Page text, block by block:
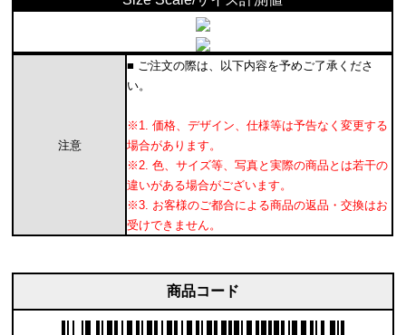
注意
■ ご注文の際は、以下内容を予めご了承くださ
い。
※1. 価格、デザイン、仕様等は予告なく変更する
場合があります。
※2. 色、サイズ等、写真と実際の商品とは若干の
違いがある場合がございます。
※3. お客様のご都合による商品の返品・交換はお
受けできません。
商品コード